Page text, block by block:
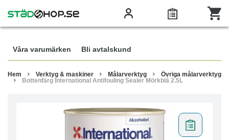
Våra varumärken Bli avtalskund
Hem Verktyg & maskiner Målarverktyg
Övriga målarverktyg
Bottenfärg International Antifouling Sealer Mörkblå 2.5L